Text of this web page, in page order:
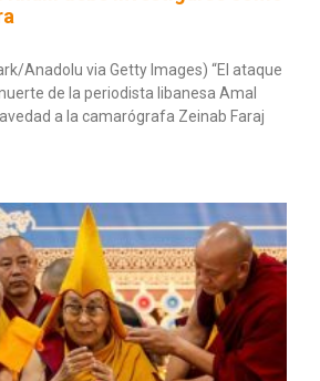
Anadolu via Getty Images) “El ataque
de la periodista libanesa Amal
a la camarógrafa Zeinab Faraj